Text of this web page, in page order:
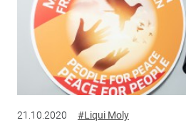
21.10.2020 #Liqui Moly